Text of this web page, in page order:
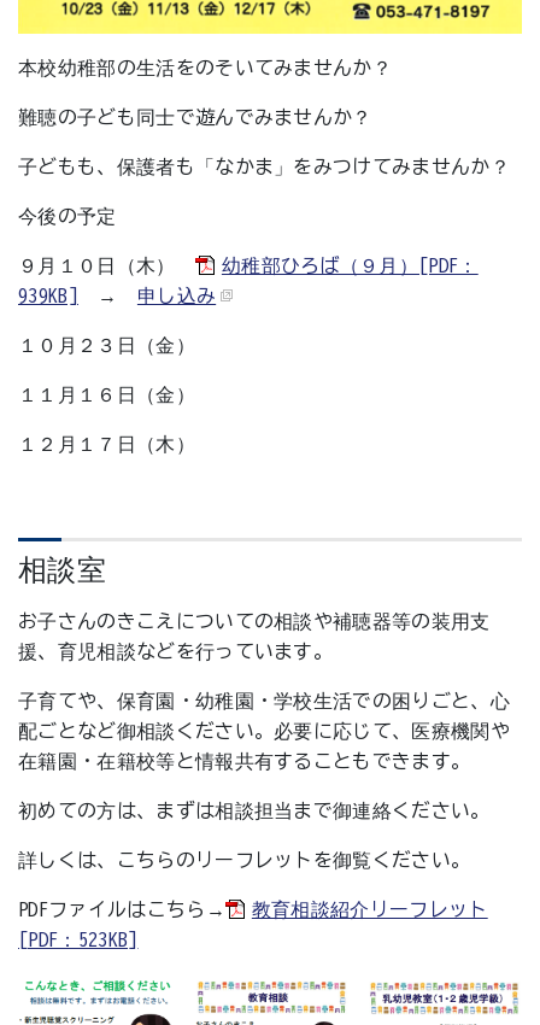
本校幼稚部の生活をのそいてみませんか？
難聴の子ども同士で遊んでみませんか？
子どもも、保護者も「なかま」をみつけてみませんか？
今後の予定
９月１０日（木）
幼稚部ひろば（９月）[PDF：
939KB]
→ 申し込み
１０月２３日（金）
１１月１６日（金）
１２月１７日（木）
相談室
お子さんのきこえについての相談や補聴器等の装用支
援、育児相談などを行っています。
子育てや、保育園・幼稚園・学校生活での困りごと、心
配ごとなど御相談ください。必要に応じて、医療機関や
在籍園・在籍校等と情報共有することもできます。
初めての方は、まずは相談担当まで御連絡ください。
詳しくは、こちらのリーフレットを御覧ください。
PDFファイルはこちら→
教育相談紹介リーフレット
[PDF：523KB]